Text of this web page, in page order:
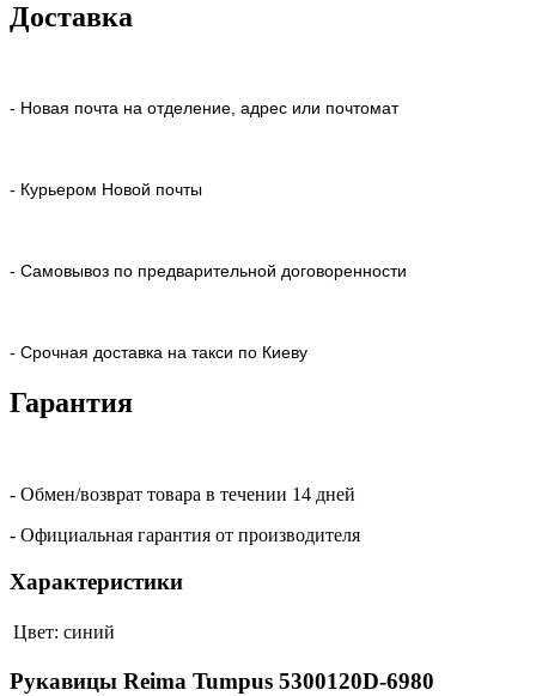
Доставка
- Новая почта на отделение, адрес или почтомат
- Курьером Новой почты
- Самовывоз по предварительной договоренности
- Срочная доставка на такси по Киеву
Гарантия
- Обмен/возврат товара в течении 14 дней
- Официальная гарантия от производителя
Характеристики
Цвет: синий
Рукавицы Reima Tumpus 5300120D-6980